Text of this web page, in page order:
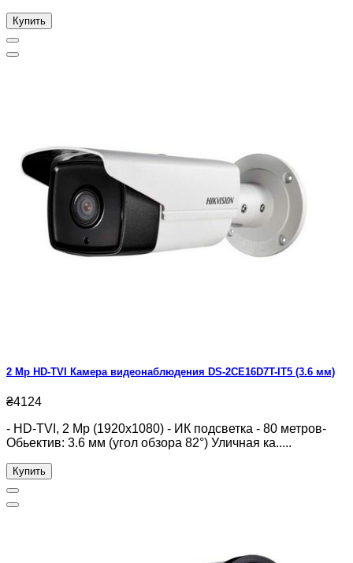
Купить
2 Mp HD-TVI Камера видеонаблюдения DS-2CE16D7T-IT5 (3.6 мм)
₴4124
- HD-TVI, 2 Mp (1920x1080) - ИК подсветка - 80 метров-
Обьектив: 3.6 мм (угол обзора 82°) Уличная ка.....
Купить